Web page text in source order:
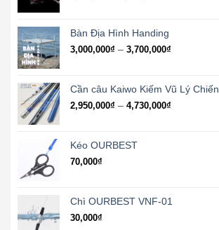
Bàn Địa Hình Handing
3,000,000₫ – 3,700,000₫
3,000,000₫
Cần câu Kaiwo Kiếm Vũ Lý Chiến
2,950,000₫ – 4,730,000₫
Kéo OURBEST
70,000₫
Chì OURBEST VNF-01
30,000₫